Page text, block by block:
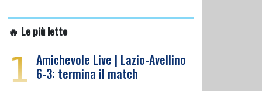
🔥 Le più lette
1 Amichevole Live | Lazio-Avellino
6-3: termina il match